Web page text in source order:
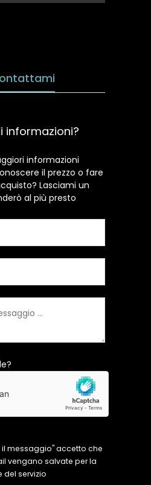
informazioni?
informazioni
il prezzo o fare
Lasciami un
al più presto
messaggio" accetto che
vengano salvate per la
del servizio